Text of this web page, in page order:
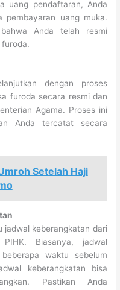
uang pendaftaran, Anda
pembayaran uang muka.
Anda telah resmi
dengan proses
furoda secara resmi dan
Agama. Proses ini
Anda tercatat secara
Setelah Haji
jadwal keberangkatan dari
Biasanya, jadwal
waktu sebelum
keberangkatan bisa
Pastikan Anda